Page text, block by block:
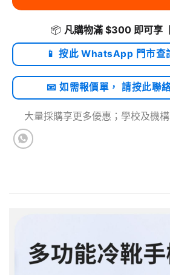
📦 凡購物滿 $300 即可享
📱 按此 WhatsApp 門市查
📧 如需報價單， 請按此聯
大量採購享更多優惠；學校及機